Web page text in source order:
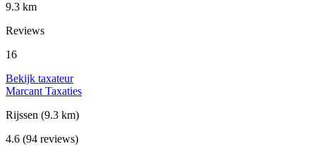
9.3 km
Reviews
16
Bekijk taxateur
Marcant Taxaties
Rijssen (9.3 km)
4.6 (94 reviews)